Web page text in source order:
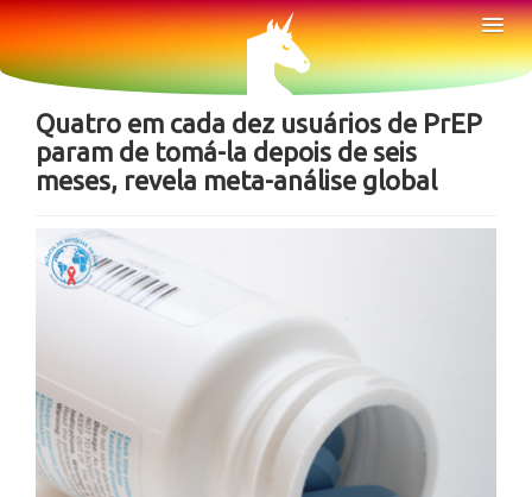
Sobre
Notícias
Quatro em cada dez usuários de PrEP
param de tomá-la depois de seis
meses, revela meta-análise global